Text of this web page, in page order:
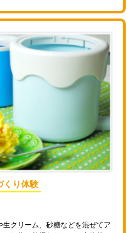
くり体験
生クリーム、砂糖などを混ぜてア